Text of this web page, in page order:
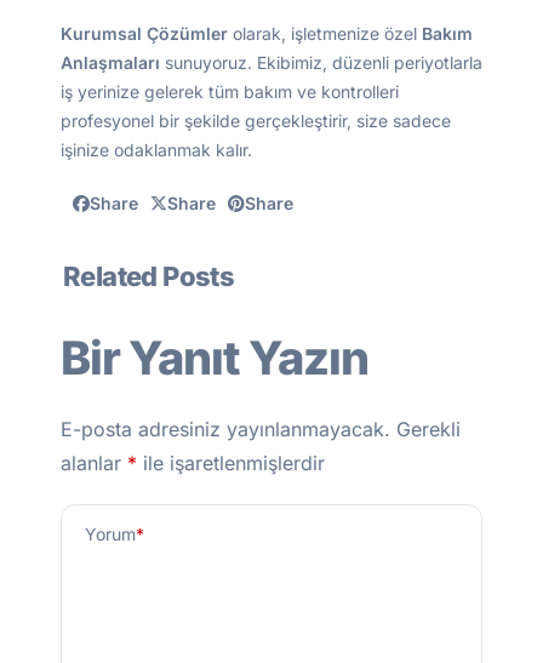
Kurumsal Çözümler olarak, işletmenize özel Bakım
Anlaşmaları sunuyoruz. Ekibimiz, düzenli periyotlarla
iş yerinize gelerek tüm bakım ve kontrolleri
profesyonel bir şekilde gerçekleştirir, size sadece
işinize odaklanmak kalır.
Share Share Share
Related Posts
Bir Yanıt Yazın
E-posta adresiniz yayınlanmayacak. Gerekli
alanlar * ile işaretlenmişlerdir
Yorum*